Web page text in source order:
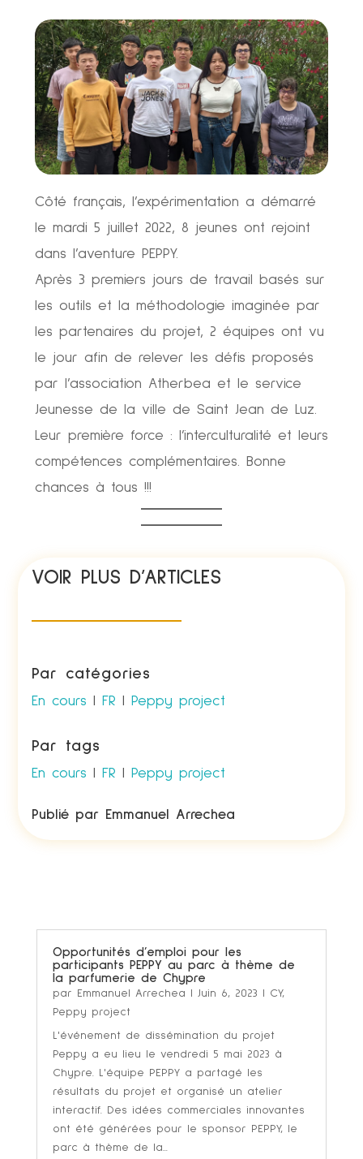
Côté français, l’expérimentation a démarré
le mardi 5 juillet 2022, 8 jeunes ont rejoint
dans l’aventure PEPPY.
Après 3 premiers jours de travail basés sur
les outils et la méthodologie imaginée par
les partenaires du projet, 2 équipes ont vu
le jour afin de relever les défis proposés
par l’association Atherbea et le service
Jeunesse de la ville de Saint Jean de Luz.
Leur première force : l’interculturalité et leurs
compétences complémentaires. Bonne
chances à tous !!!
VOIR PLUS D’ARTICLES
Par catégories
En cours FR Peppy project
Par tags
En cours FR Peppy project
Publié par Emmanuel Arrechea
Opportunités d’emploi pour les
participants PEPPY au parc à thème de
la parfumerie de Chypre
par Emmanuel Arrechea Juin 6, 2023 CY,
Peppy project
L'événement de dissémination du projet
Peppy a eu lieu le vendredi 5 mai 2023 à
Chypre. L'équipe PEPPY a partagé les
résultats du projet et organisé un atelier
interactif. Des idées commerciales innovantes
ont été générées pour le sponsor PEPPY, le
parc à thème de la...